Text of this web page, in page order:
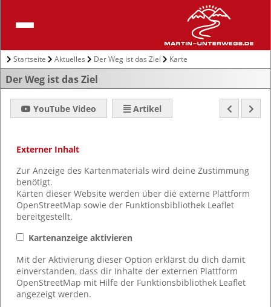
Startseite Aktuelles Der Weg ist das Ziel Karte
Der Weg ist das Ziel
YouTube Video Artikel
Externer Inhalt
Zur Anzeige des Kartenmaterials wird deine Zustimmung
benötigt.
Karten dieser Website werden über die externe Plattform
OpenStreetMap sowie der Funktionsbibliothek Leaflet
bereitgestellt.
Kartenanzeige aktivieren
Mit der Aktivierung dieser Option erklärst du dich damit
einverstanden, dass dir Inhalte der externen Plattform
OpenStreetMap mit Hilfe der Funktionsbibliothek Leaflet
angezeigt werden.